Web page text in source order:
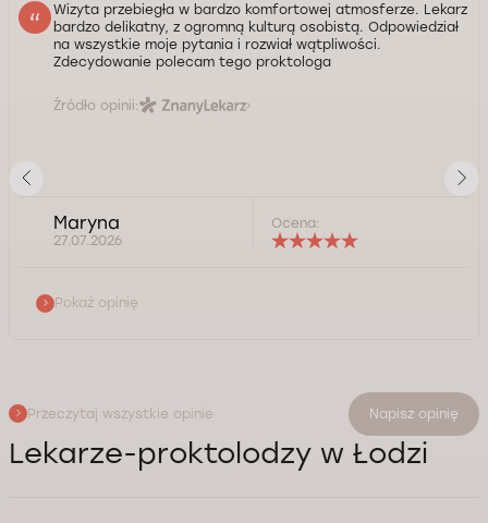
Wizyta przebiegła w bardzo komfortowej atmosferze. Lekarz
bardzo delikatny, z ogromną kulturą osobistą. Odpowiedział
na wszystkie moje pytania i rozwiał wątpliwości.
Zdecydowanie polecam tego proktologa
Źródło opinii:
Maryna
27.07.2026
Ocena:
Pokaż opinię
Przeczytaj wszystkie opinie Napisz opinię
Lekarze-proktolodzy w Łodzi